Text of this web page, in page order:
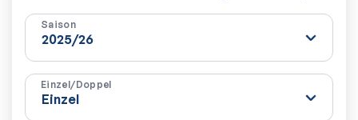
Saison
Einzel/Doppel